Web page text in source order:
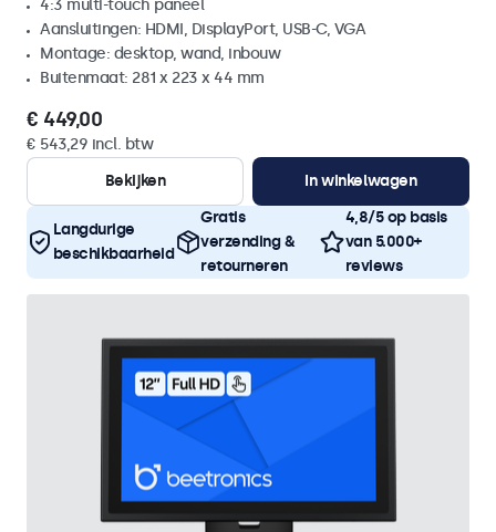
4:3 multi-touch paneel
Aansluitingen: HDMI, DisplayPort, USB-C, VGA
Montage: desktop, wand, inbouw
Buitenmaat: 281 x 223 x 44 mm
€ 449,00
€ 543,29 incl. btw
Bekijken
In winkelwagen
Langdurige
beschikbaarheid
Gratis
verzending &
retourneren
4,8/5 op basis
van 5.000+
reviews